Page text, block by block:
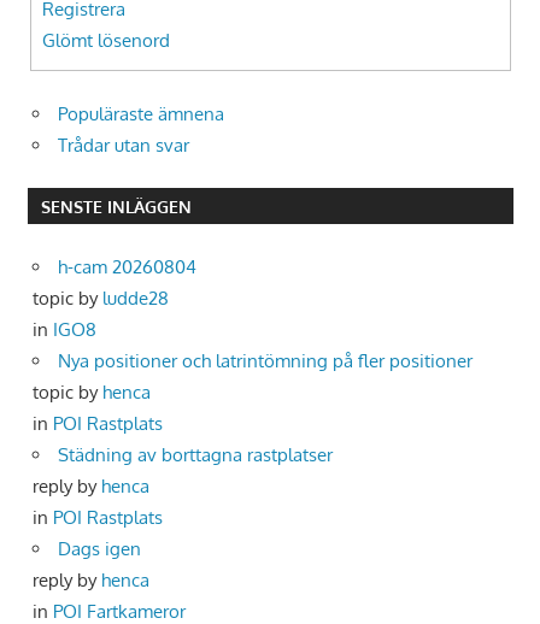
Registrera
Glömt lösenord
Populäraste ämnena
Trådar utan svar
SENSTE INLÄGGEN
h-cam 20260804
topic by ludde28
in IGO8
Nya positioner och latrintömning på fler positioner
topic by henca
in POI Rastplats
Städning av borttagna rastplatser
reply by henca
in POI Rastplats
Dags igen
reply by henca
in POI Fartkameror